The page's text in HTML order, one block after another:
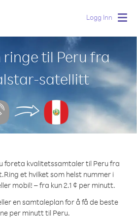
Logg Inn
ringe til Peru fra
satellitt
foreta kvalitetssamtaler til Peru fra
Ring et hvilket som helst nummer i
mobil! – fra kun 2.1 ¢ per minutt.
en samtaleplan for å få de beste
per minutt til Peru.